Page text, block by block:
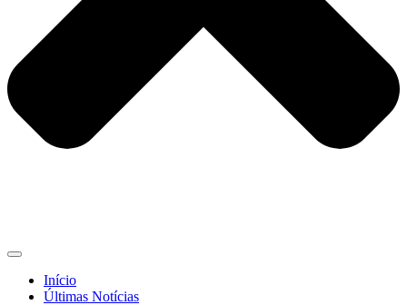
Início
Últimas Notícias